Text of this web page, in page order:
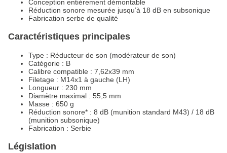
Conception entièrement démontable
Réduction sonore mesurée jusqu’à 18 dB en subsonique
Fabrication serbe de qualité
Caractéristiques principales
Type : Réducteur de son (modérateur de son)
Catégorie : B
Calibre compatible : 7,62x39 mm
Filetage : M14x1 à gauche (LH)
Longueur : 230 mm
Diamètre maximal : 55,5 mm
Masse : 650 g
Réduction sonore* : 8 dB (munition standard M43) / 18 dB
(munition subsonique)
Fabrication : Serbie
Législation